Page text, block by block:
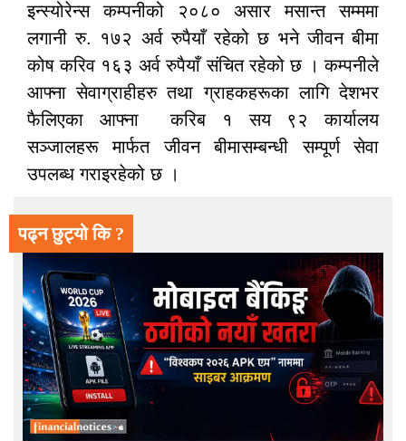
इन्स्योरेन्स कम्पनीको २०८० असार मसान्त सम्ममा
लगानी रु. १७२ अर्व रुपैयाँ रहेको छ भने जीवन बीमा
कोष करिव १६३ अर्व रुपैयाँ संचित रहेको छ । कम्पनीले
आफ्ना सेवाग्राहीहरु तथा ग्राहकहरूका लागि देशभर
फैलिएका आफ्ना करिब १ सय ९२ कार्यालय
सञ्जालहरू मार्फत जीवन बीमासम्बन्धी सम्पूर्ण सेवा
उपलब्ध गराइरहेको छ ।
पढ्न छुट्यो कि ?